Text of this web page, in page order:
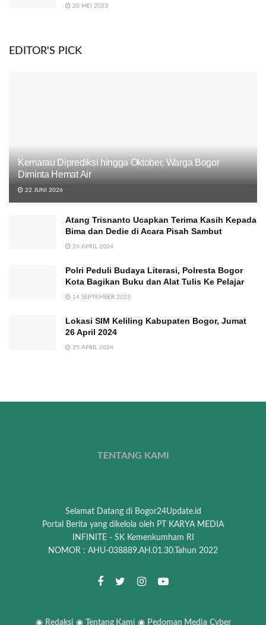
20 MEI 2023
EDITOR'S PICK
Kemarau Diprediksi hingga Oktober, Warga Bogor
Diminta Hemat Air
22 JUNI 2026
Atang Trisnanto Ucapkan Terima Kasih Kepada
Bima dan Dedie di Acara Pisah Sambut
24 APRIL 2024
Polri Peduli Budaya Literasi, Polresta Bogor
Kota Bagikan Buku dan Alat Tulis Ke Pelajar
14 SEPTEMBER 2023
Lokasi SIM Keliling Kabupaten Bogor, Jumat
26 April 2024
25 APRIL 2024
TENTANG KAMI
Selamat Datang di Bogor24Update.id
Portal Berita yang dikelola oleh PT KARYA MEDIA
INFINITE - SK Kemenkumham RI
NOMOR : AHU-038889.AH.01.30.Tahun 2022
◉ Redaksi ◉ Tentang Kami ◉ Pedoman Media Cyber